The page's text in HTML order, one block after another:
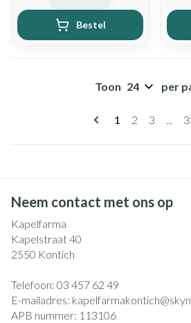
Bestel
U lees
1 Pagina
2 Pagina
3 ...
Toon per
Neem contact met ons op
Kapelfarma
Kapelstraat 40
2550 Kontich
Telefoon: 03 457 62 49
E-mailadres: kapelfarmakontich@
APB nummer: 113106